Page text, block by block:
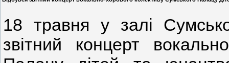
18 травня у залі
звітний концерт